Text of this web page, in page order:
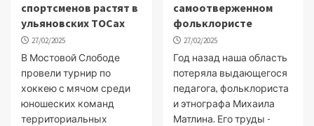
спортсменов растят в
ульяновских ТОСах
27/02/2025
В Мостовой Слободе
провели турнир по
хоккею с мячом среди
юношеских команд
территориальных
самоотверженном
фольклористе
27/02/2025
Год назад наша область
потеряла выдающегося
педагога, фольклориста
и этнографа Михаила
Матлина. Его труды -